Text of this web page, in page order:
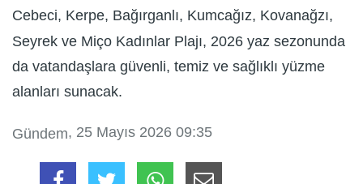
Cebeci, Kerpe, Bağırganlı, Kumcağız, Kovanağzı,
Seyrek ve Miço Kadınlar Plajı, 2026 yaz sezonunda
da vatandaşlara güvenli, temiz ve sağlıklı yüzme
alanları sunacak.
Gündem, 25 Mayıs 2026 09:35